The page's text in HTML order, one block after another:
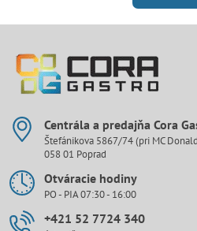
Centrála a predajňa Cora
Štefánikova 5867/74 (pri MC
058 01 Poprad
Otváracie hodiny
PO - PIA 07:30 - 16:00
+421 52 7724 340